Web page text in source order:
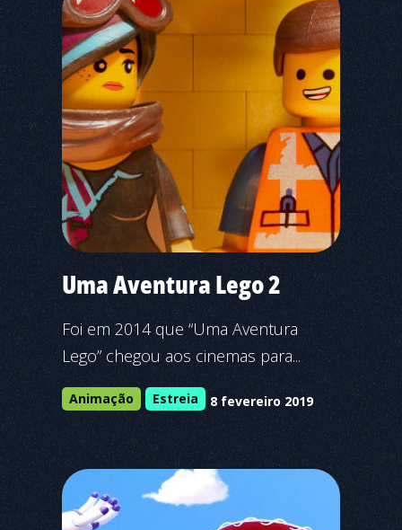
Uma Aventura Lego 2
Foi em 2014 que “Uma Aventura
Lego” chegou aos cinemas para...
Animação Estreia 8 fevereiro 2019